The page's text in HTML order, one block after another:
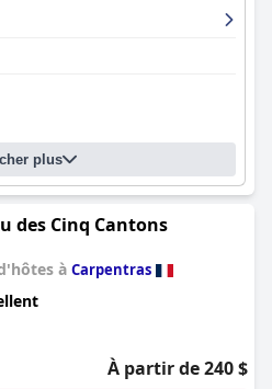
plus
des Cinq Cantons
à Carpentras
À partir de 240 $